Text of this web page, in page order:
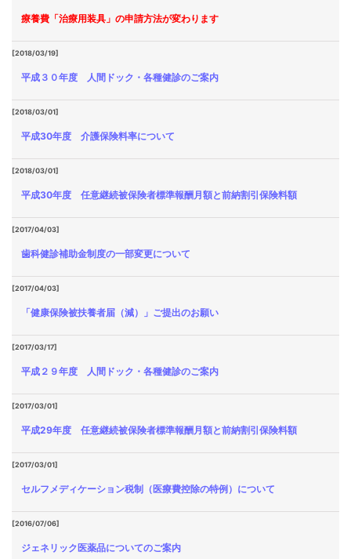
療養費「治療用装具」の申請方法が変わります
[2018/03/19]
平成３０年度 人間ドック・各種健診のご案内
[2018/03/01]
平成30年度 介護保険料率について
[2018/03/01]
平成30年度 任意継続被保険者標準報酬月額と前納割引保険料額
[2017/04/03]
歯科健診補助金制度の一部変更について
[2017/04/03]
「健康保険被扶養者届（減）」ご提出のお願い
[2017/03/17]
平成２９年度 人間ドック・各種健診のご案内
[2017/03/01]
平成29年度 任意継続被保険者標準報酬月額と前納割引保険料額
[2017/03/01]
セルフメディケーション税制（医療費控除の特例）について
[2016/07/06]
ジェネリック医薬品についてのご案内